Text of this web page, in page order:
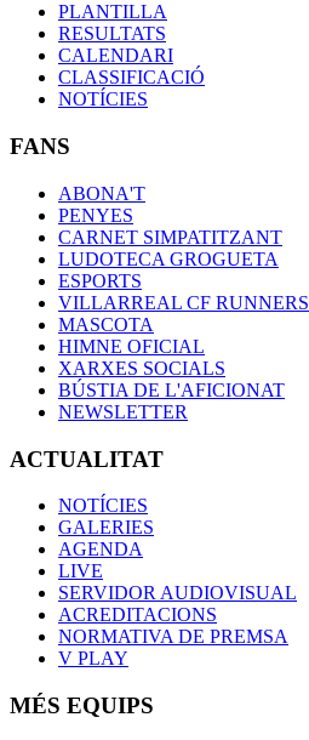
PLANTILLA
RESULTATS
CALENDARI
CLASSIFICACIÓ
NOTÍCIES
FANS
ABONA'T
PENYES
CARNET SIMPATITZANT
LUDOTECA GROGUETA
ESPORTS
VILLARREAL CF RUNNERS
MASCOTA
HIMNE OFICIAL
XARXES SOCIALS
BÚSTIA DE L'AFICIONAT
NEWSLETTER
ACTUALITAT
NOTÍCIES
GALERIES
AGENDA
LIVE
SERVIDOR AUDIOVISUAL
ACREDITACIONS
NORMATIVA DE PREMSA
V PLAY
MÉS EQUIPS